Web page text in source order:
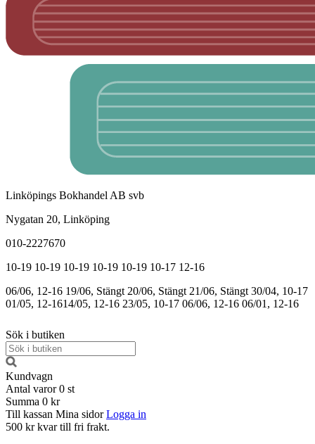
Linköpings Bokhandel AB svb
Nygatan 20, Linköping
010-2227670
10-19 10-19 10-19 10-19 10-19 10-17 12-16
06/06, 12-16 19/06, Stängt 20/06, Stängt 21/06, Stängt 30/04, 10-17
01/05, 12-1614/05, 12-16 23/05, 10-17 06/06, 12-16 06/01, 12-16
Sök i butiken
Kundvagn
Antal varor 0 st
Summa 0 kr
Till kassan Mina sidor Logga in
500 kr kvar till fri frakt.